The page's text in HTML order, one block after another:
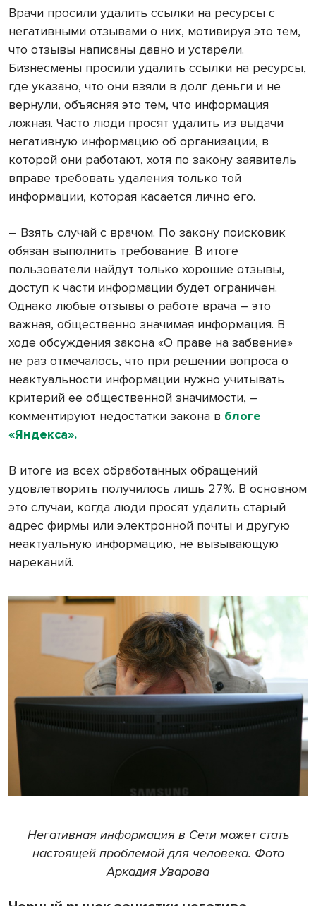
Врачи просили удалить ссылки на ресурсы с
негативными отзывами о них, мотивируя это тем,
что отзывы написаны давно и устарели.
Бизнесмены просили удалить ссылки на ресурсы,
где указано, что они взяли в долг деньги и не
вернули, объясняя это тем, что информация
ложная. Часто люди просят удалить из выдачи
негативную информацию об организации, в
которой они работают, хотя по закону заявитель
вправе требовать удаления только той
информации, которая касается лично его.
– Взять случай с врачом. По закону поисковик
обязан выполнить требование. В итоге
пользователи найдут только хорошие отзывы,
доступ к части информации будет ограничен.
Однако любые отзывы о работе врача – это
важная, общественно значимая информация. В
ходе обсуждения закона «О праве на забвение»
не раз отмечалось, что при решении вопроса о
неактуальности информации нужно учитывать
критерий ее общественной значимости, –
комментируют недостатки закона в блоге
«Яндекса».
В итоге из всех обработанных обращений
удовлетворить получилось лишь 27%. В основном
это случаи, когда люди просят удалить старый
адрес фирмы или электронной почты и другую
неактуальную информацию, не вызывающую
нареканий.
Негативная информация в Сети может стать
настоящей проблемой для человека. Фото
Аркадия Уварова